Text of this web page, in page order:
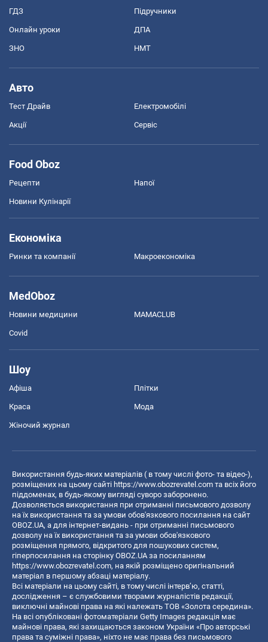
ГДЗ Підручники
Онлайн уроки ДПА
ЗНО НМТ
Авто
Тест Драйв Електромобілі
Акції Сервіс
Food Oboz
Рецепти Напої
Новини Кулінарії
Економіка
Ринки та компанії Макроекономіка
MedOboz
Новини медицини MAMACLUB
Covid
Шоу
Афіша Плітки
Краса Мода
Жіночий журнал
Використання будь-яких матеріалів ( в тому числі фото- та відео-),
розміщених на цьому сайті https://www.obozrevatel.com та всіх його
піддоменах, в будь-якому вигляді суворо заборонено.
Дозволяється використання при отриманні письмового дозволу
на їх використання та за умови обов'язкового посилання на сайт
OBOZ.UA, а для інтернет-видань - при отриманні письмового
дозволу на їх використання та за умови обов'язкового
розміщення прямого, відкритого для пошукових систем,
гіперпосилання на сторінку OBOZ.UA за посиланням
https://www.obozrevatel.com, на якій розміщено оригінальний
матеріал в першому абзаці матеріалу.
Всі матеріали на цьому сайті, в тому числі інтерв’ю, статті,
дослідження – є службовими творами журналістів редакції,
виключні майнові права на які належать ТОВ «Золота середина».
На всі опубліковані фотоматеріали Getty Images редакція має
майнові права, які захищаються законом України «Про авторські
права та суміжні права», ніхто не має права без письмового